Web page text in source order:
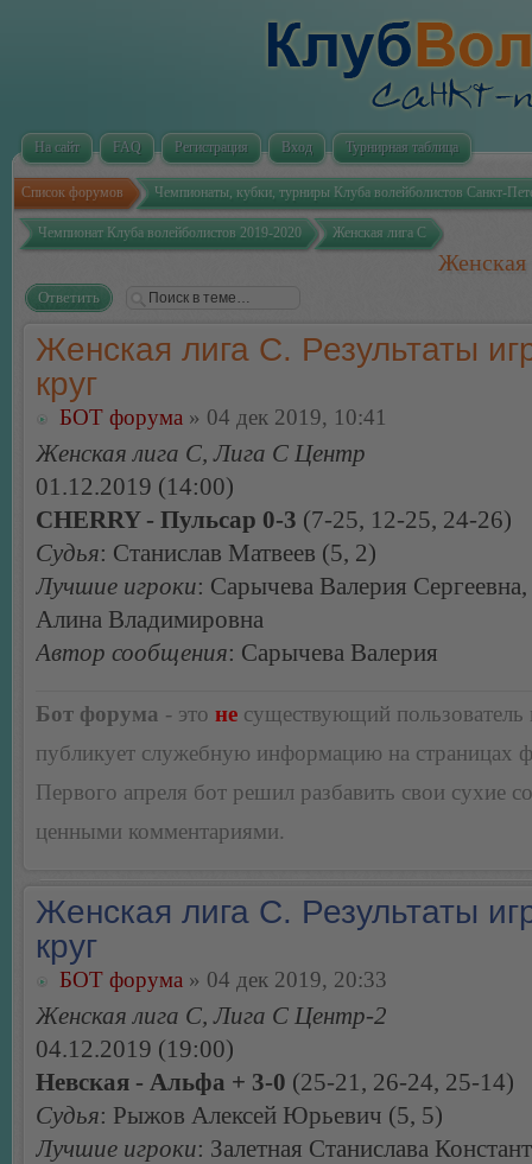
На сайт FAQ Регистрация Вход Турнирная таблица
Список форумов Чемпионаты, кубки, турниры Клуба волейболистов Санкт-
Чемпионат Клуба волейболистов 2019-2020 Женская лига С
Женская
Ответить
Женская лига С. Результаты
круг
БОТ форума » 04 дек 2019, 10:41
Женская лига С, Лига С Центр
01.12.2019 (14:00)
CHERRY - Пульсар 0-3 (7-25, 12-25, 24-26)
Судья: Станислав Матвеев (5, 2)
Лучшие игроки: Сарычева Валерия
Алина Владимировна
Автор сообщения: Сарычева Валерия
Бот форума - это не существующий пользователь
публикует служебную информацию на страницах
Первого апреля бот решил разбавить свои сухие
ценными комментариями.
Женская лига С. Результаты
круг
БОТ форума » 04 дек 2019, 20:33
Женская лига С, Лига С Центр-2
04.12.2019 (19:00)
Невская - Альфа + 3-0 (25-21, 26-24, 25-14)
Судья: Рыжов Алексей Юрьевич (5, 5)
Лучшие игроки: Залетная Станислава